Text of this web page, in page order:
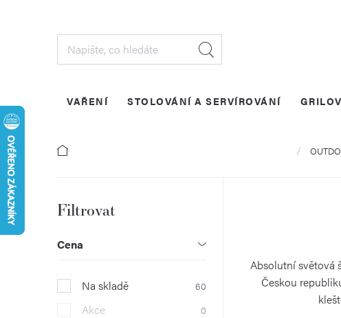
VAŘENÍ STOLOVÁNÍ A SERVÍROVÁNÍ
Domů
P
o
s
t
Cena
Na skladě 60
Akce 0
Absolutní světová
Českou